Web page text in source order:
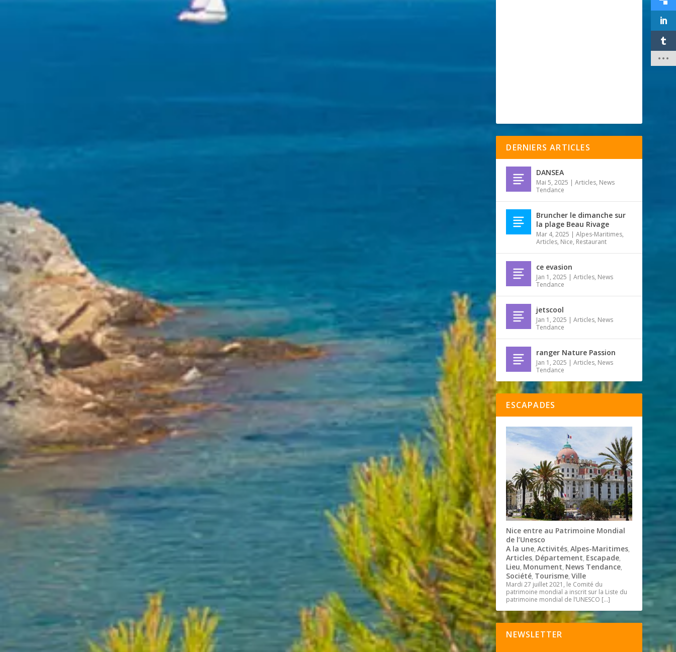
DERNIERS ARTICLES
DANSEA
Mai 5, 2025 |Articles, News
Tendance
Bruncher le dimanche sur
la plage Beau Rivage
Mar 4, 2025 |Alpes-Maritimes,
Articles, Nice, Restaurant
ce evasion
Jan 1, 2025 |Articles, News
Tendance
jetscool
Jan 1, 2025 |Articles, News
Tendance
ranger Nature Passion
Jan 1, 2025 |Articles, News
Tendance
ESCAPADES
Nice entre au Patrimoine Mondial
de l’Unesco
A la une,Activités,Alpes-Maritimes,
Articles, Département, Escapade,
Lieu, Monument, News Tendance,
Société, Tourisme,Ville
Mardi 27 juillet 2021, le Comité du
patrimoine mondial a inscrit sur la Liste du
patrimoine mondial de l’UNESCO […]
NEWSLETTER